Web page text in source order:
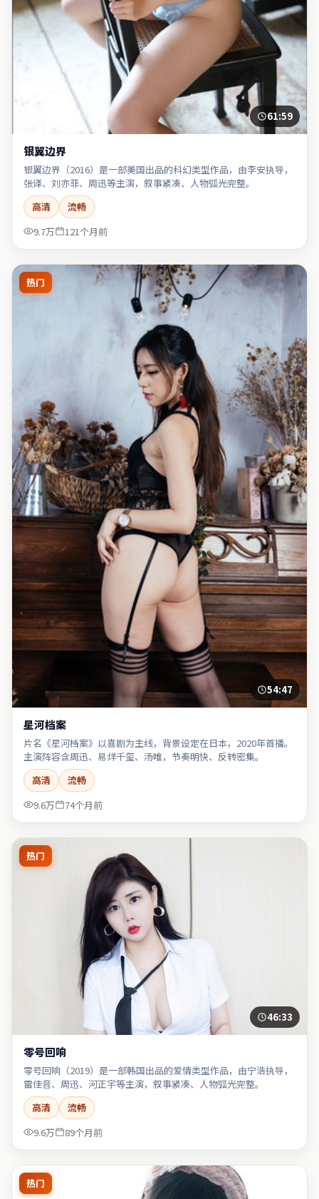
61:59
银翼边界
银翼边界（2016）是一部美国出品的科幻类型作品，由李安执导，
张译、刘亦菲、周迅等主演，叙事紧凑、人物弧光完整。
高清
流畅
9.7万
121个月前
热门
54:47
星河档案
片名《星河档案》以喜剧为主线，背景设定在日本，2020年首播。
主演阵容含周迅、易烊千玺、汤唯，节奏明快、反转密集。
高清
流畅
9.6万
74个月前
热门
46:33
零号回响
零号回响（2019）是一部韩国出品的爱情类型作品，由宁浩执导，
雷佳音、周迅、河正宇等主演，叙事紧凑、人物弧光完整。
高清
流畅
9.6万
89个月前
热门